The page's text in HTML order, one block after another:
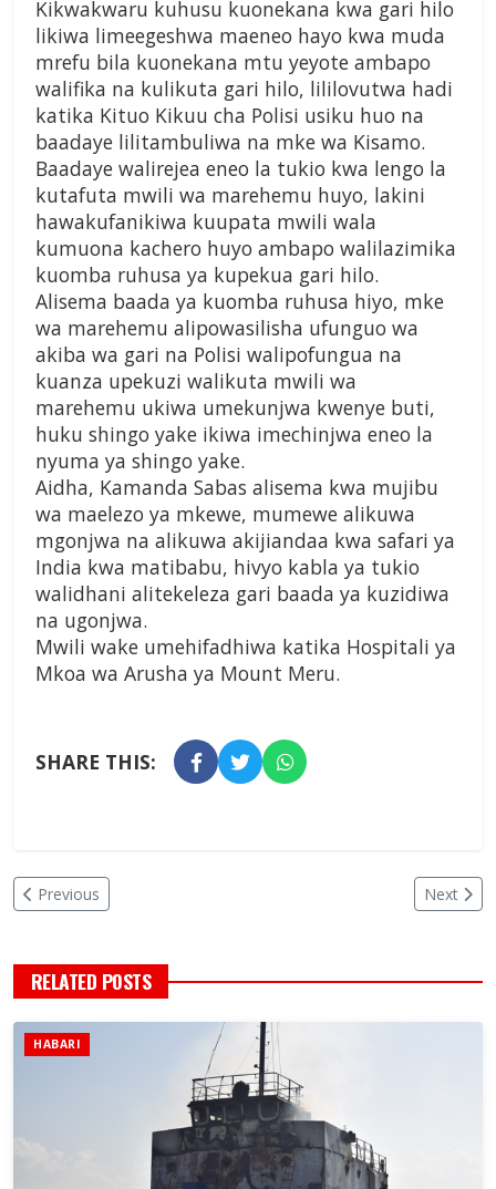
Kikwakwaru kuhusu kuonekana kwa gari hilo
likiwa limeegeshwa maeneo hayo kwa muda
mrefu bila kuonekana mtu yeyote ambapo
walifika na kulikuta gari hilo, lililovutwa hadi
katika Kituo Kikuu cha Polisi usiku huo na
baadaye lilitambuliwa na mke wa Kisamo.
Baadaye walirejea eneo la tukio kwa lengo la
kutafuta mwili wa marehemu huyo, lakini
hawakufanikiwa kuupata mwili wala
kumuona kachero huyo ambapo walilazimika
kuomba ruhusa ya kupekua gari hilo.
Alisema baada ya kuomba ruhusa hiyo, mke
wa marehemu alipowasilisha ufunguo wa
akiba wa gari na Polisi walipofungua na
kuanza upekuzi walikuta mwili wa
marehemu ukiwa umekunjwa kwenye buti,
huku shingo yake ikiwa imechinjwa eneo la
nyuma ya shingo yake.
Aidha, Kamanda Sabas alisema kwa mujibu
wa maelezo ya mkewe, mumewe alikuwa
mgonjwa na alikuwa akijiandaa kwa safari ya
India kwa matibabu, hivyo kabla ya tukio
walidhani alitekeleza gari baada ya kuzidiwa
na ugonjwa.
Mwili wake umehifadhiwa katika Hospitali ya
Mkoa wa Arusha ya Mount Meru.
SHARE THIS:
Previous Next
RELATED POSTS
HABARI